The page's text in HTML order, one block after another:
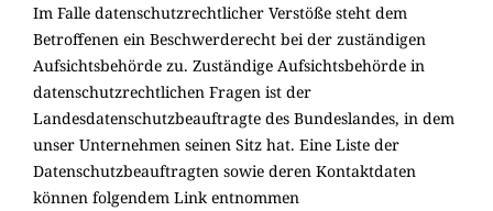
Im Falle datenschutzrechtlicher Verstöße steht dem
Betroffenen ein Beschwerderecht bei der zuständigen
Aufsichtsbehörde zu. Zuständige Aufsichtsbehörde in
datenschutzrechtlichen Fragen ist der
Landesdatenschutzbeauftragte des Bundeslandes, in dem
unser Unternehmen seinen Sitz hat. Eine Liste der
Datenschutzbeauftragten sowie deren Kontaktdaten
können folgendem Link entnommen